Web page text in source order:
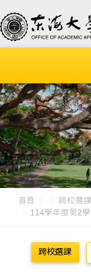
首頁
跨校選課
114學年度第2
跨校選課